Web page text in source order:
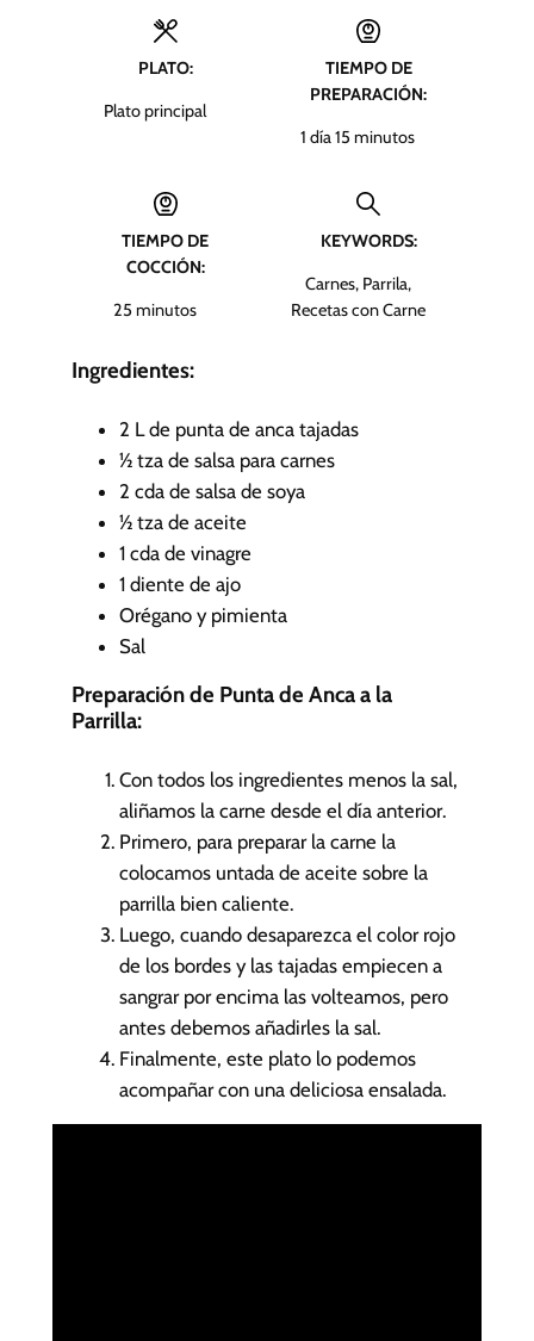
PLATO:
Plato principal
TIEMPO DE
PREPARACIÓN:
1 ddía15 m
n
u
t
s
minutos
TIEMPO DE
COCCIÓN:
25 m
n
o
s
minutos
KEYWORDS:
Carnes, Parrila,
Recetas con Carne
Ingredientes:
2 L de punta de anca tajadas
½ tza de salsa para carnes
2 cda de salsa de soya
½ tza de aceite
1 cda de vinagre
1 diente de ajo
Orégano y pimienta
Sal
Preparación de Punta de Anca a la
Parrilla:
Con todos los ingredientes menos la sal,
aliñamos la carne desde el día anterior.
Primero, para preparar la carne la
colocamos untada de aceite sobre la
parrilla bien caliente.
Luego, cuando desaparezca el color rojo
de los bordes y las tajadas empiecen a
sangrar por encima las volteamos, pero
antes debemos añadirles la sal.
Finalmente, este plato lo podemos
acompañar con una deliciosa ensalada.